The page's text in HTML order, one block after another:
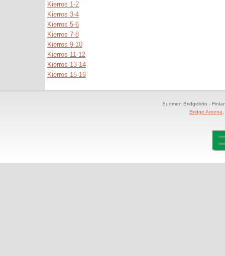
Kierros 1-2
Kierros 3-4
Kierros 5-6
Kierros 7-8
Kierros 9-10
Kierros 11-12
Kierros 13-14
Kierros 15-16
Suomen Bridgeliitto -
Bridge Areena